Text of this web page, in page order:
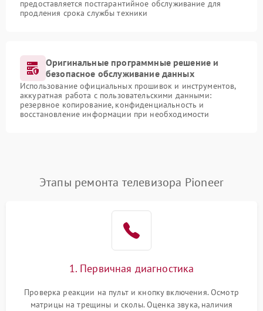
предоставляется постгарантийное обслуживание для
продления срока службы техники
Оригинальные программные решение и
безопасное обслуживание данных
Использование официальных прошивок и инструментов,
аккуратная работа с пользовательскими данными:
резервное копирование, конфиденциальность и
восстановление информации при необходимости
Этапы ремонта телевизора Pioneer
1. Первичная диагностика
Проверка реакции на пульт и кнопку включения. Осмотр
матрицы на трещины и сколы. Оценка звука, наличия